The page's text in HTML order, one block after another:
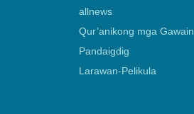
allnews
Qur’anikong mga Gawain
Pandaigdig
Larawan-Pelikula